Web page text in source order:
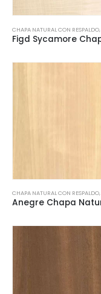
CHAPA NATURAL CON RESPALDO,
CHAPA NATURAL CON RESPALDO,